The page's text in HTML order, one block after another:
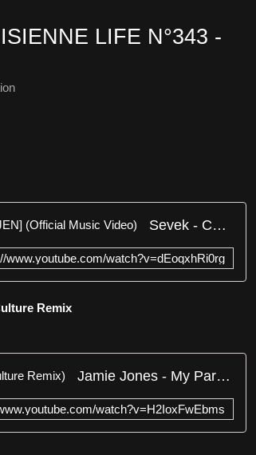
LIFE N°343 -
Sevek - Cathedral (Piece Of Me) [feat. JEN] (Official Music Video)
www.youtube.com/watch?v=dEoqxhRi0rg
Remix
Jamie Jones - My Paradise (Vintage Culture Remix)
watch?v=H2IoxFwEbms